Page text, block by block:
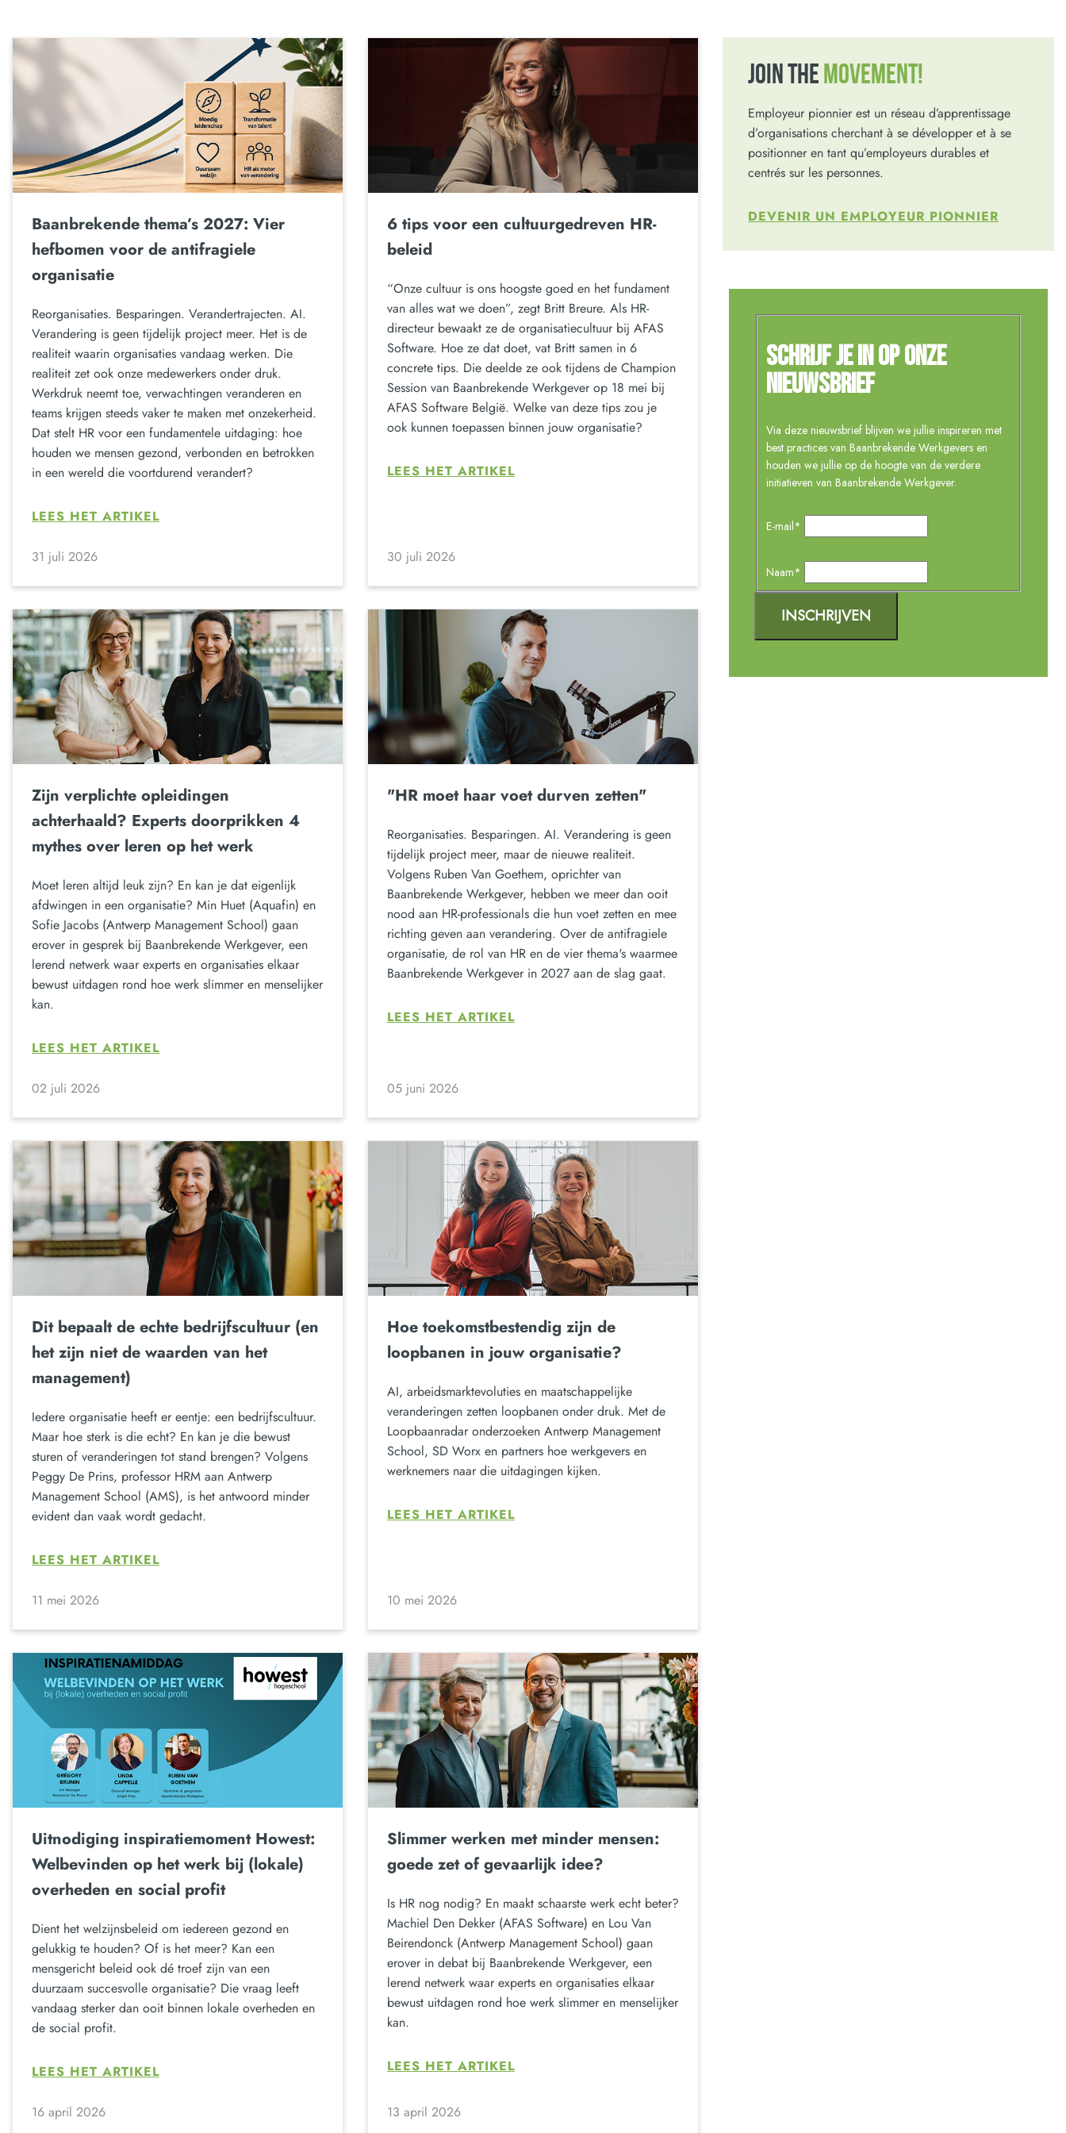
Baanbrekende thema’s 2027: Vier
hefbomen voor de antifragiele
organisatie
Reorganisaties. Besparingen. Verandertrajecten. AI.
Verandering is geen tijdelijk project meer. Het is de
realiteit waarin organisaties vandaag werken. Die
realiteit zet ook onze medewerkers onder druk.
Werkdruk neemt toe, verwachtingen veranderen en
teams krijgen steeds vaker te maken met onzekerheid.
Dat stelt HR voor een fundamentele uitdaging: hoe
houden we mensen gezond, verbonden en betrokken
in een wereld die voortdurend verandert?
LEES HET ARTIKEL
31 juli 2026
6 tips voor een cultuurgedreven HR-
beleid
“Onze cultuur is ons hoogste goed en het fundament
van alles wat we doen”, zegt Britt Breure. Als HR-
directeur bewaakt ze de organisatiecultuur bij AFAS
Software. Hoe ze dat doet, vat Britt samen in 6
concrete tips. Die deelde ze ook tijdens de Champion
Session van Baanbrekende Werkgever op 18 mei bij
AFAS Software België. Welke van deze tips zou je
ook kunnen toepassen binnen jouw organisatie?
LEES HET ARTIKEL
30 juli 2026
Zijn verplichte opleidingen
achterhaald? Experts doorprikken 4
mythes over leren op het werk
Moet leren altijd leuk zijn? En kan je dat eigenlijk
afdwingen in een organisatie? Min Huet (Aquafin) en
Sofie Jacobs (Antwerp Management School) gaan
erover in gesprek bij Baanbrekende Werkgever, een
lerend netwerk waar experts en organisaties elkaar
bewust uitdagen rond hoe werk slimmer en menselijker
kan.
LEES HET ARTIKEL
02 juli 2026
"HR moet haar voet durven zetten"
Reorganisaties. Besparingen. AI. Verandering is geen
tijdelijk project meer, maar de nieuwe realiteit.
Volgens Ruben Van Goethem, oprichter van
Baanbrekende Werkgever, hebben we meer dan ooit
nood aan HR-professionals die hun voet zetten en mee
richting geven aan verandering. Over de antifragiele
organisatie, de rol van HR en de vier thema's waarmee
Baanbrekende Werkgever in 2027 aan de slag gaat.
LEES HET ARTIKEL
05 juni 2026
Dit bepaalt de echte bedrijfscultuur (en
het zijn niet de waarden van het
management)
Iedere organisatie heeft er eentje: een bedrijfscultuur.
Maar hoe sterk is die echt? En kan je die bewust
sturen of veranderingen tot stand brengen? Volgens
Peggy De Prins, professor HRM aan Antwerp
Management School (AMS), is het antwoord minder
evident dan vaak wordt gedacht.
LEES HET ARTIKEL
11 mei 2026
Hoe toekomstbestendig zijn de
loopbanen in jouw organisatie?
AI, arbeidsmarktevoluties en maatschappelijke
veranderingen zetten loopbanen onder druk. Met de
Loopbaanradar onderzoeken Antwerp Management
School, SD Worx en partners hoe werkgevers en
werknemers naar die uitdagingen kijken.
LEES HET ARTIKEL
10 mei 2026
Uitnodiging inspiratiemoment Howest:
Welbevinden op het werk bij (lokale)
overheden en social profit
Dient het welzijnsbeleid om iedereen gezond en
gelukkig te houden? Of is het meer? Kan een
mensgericht beleid ook dé troef zijn van een
duurzaam succesvolle organisatie? Die vraag leeft
vandaag sterker dan ooit binnen lokale overheden en
de social profit.
LEES HET ARTIKEL
16 april 2026
Slimmer werken met minder mensen:
goede zet of gevaarlijk idee?
Is HR nog nodig? En maakt schaarste werk echt beter?
Machiel Den Dekker (AFAS Software) en Lou Van
Beirendonck (Antwerp Management School) gaan
erover in debat bij Baanbrekende Werkgever, een
lerend netwerk waar experts en organisaties elkaar
bewust uitdagen rond hoe werk slimmer en menselijker
kan.
LEES HET ARTIKEL
13 april 2026
JOIN THE MOVEMENT!
Employeur pionnier est un réseau d’apprentissage
d’organisations cherchant à se développer et à se
positionner en tant qu’employeurs durables et
centrés sur les personnes.
DEVENIR UN EMPLOYEUR PIONNIER